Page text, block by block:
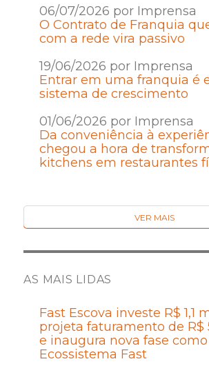
06/07/2026 por Imprensa
O Contrato de Franquia
com a rede vira passivo
19/06/2026 por Imprensa
Entrar em uma franquia é
sistema de crescimento
01/06/2026 por Imprensa
Da conveniência à
chegou a hora de
kitchens em restaurantes
VER MAIS
AS MAIS LIDAS
Fast Escova investe R$ 1,1
projeta faturamento de R$
e inaugura nova fase como
Ecossistema Fast